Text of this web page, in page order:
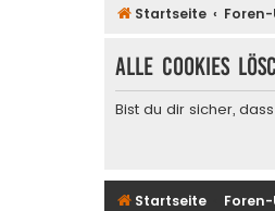
Startseite
Alle Cookies
Bist du dir sicher,
Startseite